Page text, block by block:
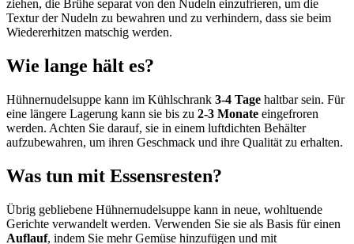
ziehen, die Brühe separat von den Nudeln einzufrieren, um die
Textur der Nudeln zu bewahren und zu verhindern, dass sie beim
Wiedererhitzen matschig werden.
Wie lange hält es?
Hühnernudelsuppe kann im Kühlschrank 3-4 Tage haltbar sein. Für
eine längere Lagerung kann sie bis zu 2-3 Monate eingefroren
werden. Achten Sie darauf, sie in einem luftdichten Behälter
aufzubewahren, um ihren Geschmack und ihre Qualität zu erhalten.
Was tun mit Essensresten?
Übrig gebliebene Hühnernudelsuppe kann in neue, wohltuende
Gerichte verwandelt werden. Verwenden Sie sie als Basis für einen
Auflauf, indem Sie mehr Gemüse hinzufügen und mit